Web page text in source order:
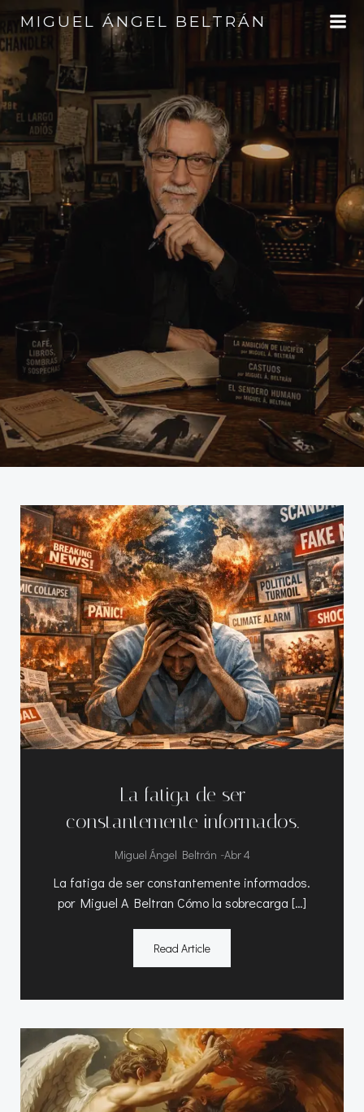
Saltar
al
contenido
MIGUEL ÁNGEL BELTRÁN
La fatiga de ser
constantemente informados.
Miguel Ángel Beltrán -Abr 4
La fatiga de ser constantemente informados.
por Miguel A Beltran Cómo la sobrecarga […]
Read Article